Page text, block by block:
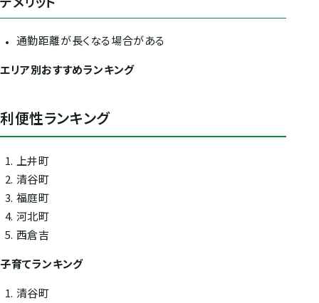
通勤距離が長くなる場合がある
エリア別おすすめランキング
利便性ランキング
上井町
清谷町
福庭町
河北町
西倉吉
子育てランキング
清谷町